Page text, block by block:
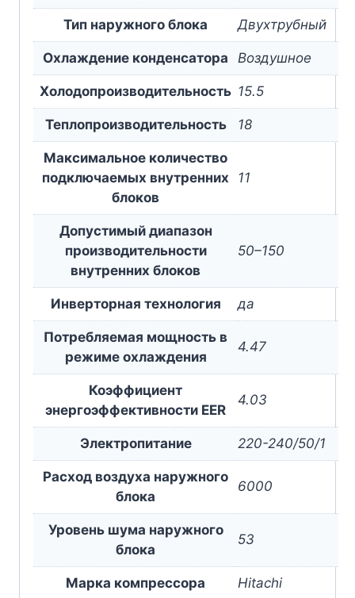
Тип наружного блока Двухтрубный
Охлаждение конденсатора Воздушное
Холодопроизводительность 15.5
Теплопроизводительность 18
Максимальное количество
подключаемых внутренних
блоков
11
Допустимый диапазон
производительности
внутренних блоков
50–150
Инверторная технология да
Потребляемая мощность в
режиме охлаждения
4.47
Коэффициент
энергоэффективности EER
4.03
Электропитание 220-240/50/1
Расход воздуха наружного
блока
6000
Уровень шума наружного
блока
53
Марка компрессора Hitachi